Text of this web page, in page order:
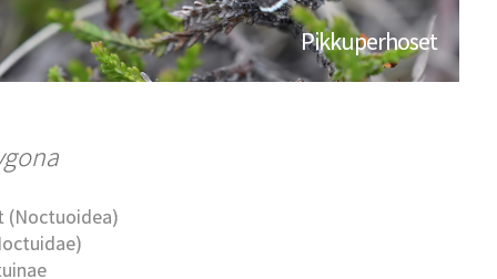
Pikkuperhoset
(Noctuoidea)